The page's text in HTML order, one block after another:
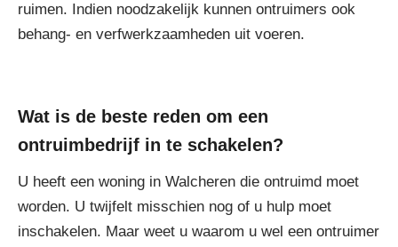
ruimen. Indien noodzakelijk kunnen ontruimers ook
behang- en verfwerkzaamheden uit voeren.
Wat is de beste reden om een
ontruimbedrijf in te schakelen?
U heeft een woning in Walcheren die ontruimd moet
worden. U twijfelt misschien nog of u hulp moet
inschakelen. Maar weet u waarom u wel een ontruimer